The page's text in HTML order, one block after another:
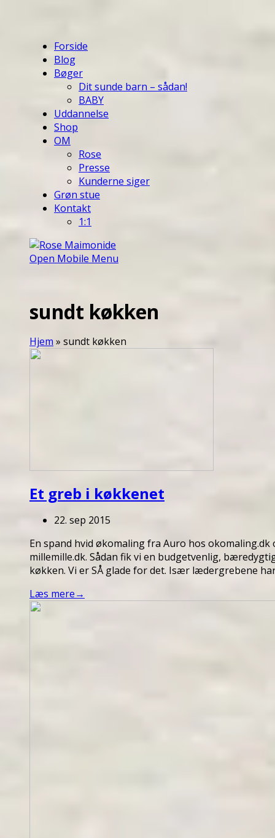
Forside
Blog
Bøger
Dit sunde barn – sådan!
BABY
Uddannelse
Shop
OM
Rose
Presse
Kunderne siger
Grøn stue
Kontakt
1:1
Open Mobile Menu
sundt køkken
Hjem » sundt køkken
Et greb i køkkenet
22. sep 2015
En spand hvid økomaling fra Auro hos
millemille.dk. Sådan fik vi en budgetvenlig,
køkken. Vi er SÅ glade for det. Især lædergrebene
Læs mere→